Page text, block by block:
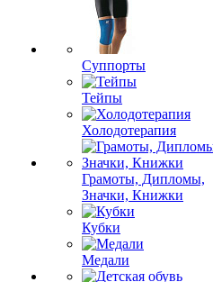
Суппорты
Тейпы
Холодотерапия
Грамоты, Дипломы,
Значки, Книжки
Кубки
Медали